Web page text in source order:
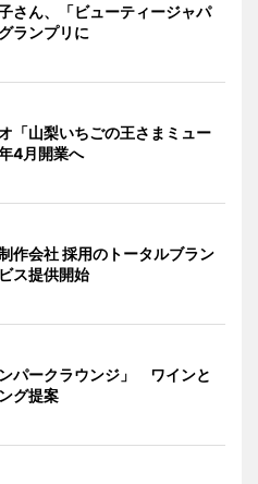
さん、「ビューティージャパ
ランプリに
「山梨いちごの王さまミュー
4月開業へ
作会社 採用のトータルブラン
ス提供開始
パークラウンジ」 ワインと
グ提案